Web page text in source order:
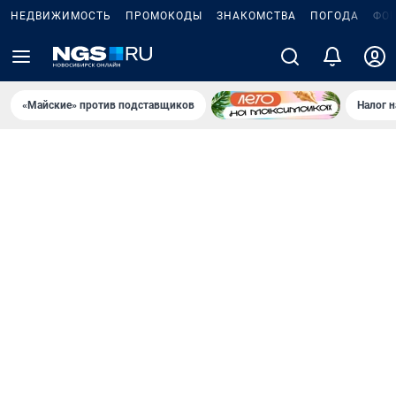
НЕДВИЖИМОСТЬ ПРОМОКОДЫ ЗНАКОМСТВА ПОГОДА
«Майские» против подставщиков Налог